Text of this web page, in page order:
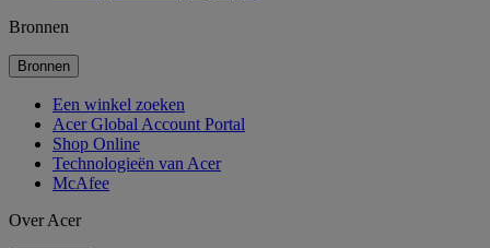
Bronnen
Bronnen
Een winkel zoeken
Acer Global Account Portal
Shop Online
Technologieën van Acer
McAfee
Over Acer